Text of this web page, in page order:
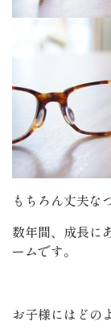
もちろん丈夫な
数年間、成長に
ームです。
お子様にはどの